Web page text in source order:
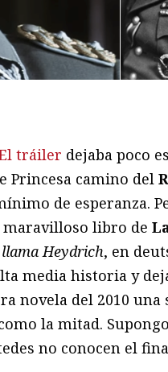
tráiler dejaba poco
Princesa camino del
de esperanza.
maravilloso libro de
Heydrich, en
media historia y
novela del 2010 una
la mitad.
no conocen el